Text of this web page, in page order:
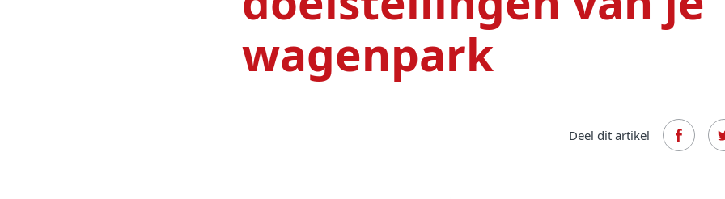
wagenpark
Deel dit artikel